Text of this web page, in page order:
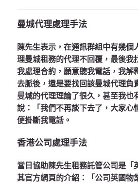
曼城代理處理手法
陳先生表示，在通訊群組中有幾個
理曼城租務的代理不回覆，最後我
我處理合約，願意聽我電話，我解
去脈後，還是要找回該曼城代理負
曼城的代理理論了很久，甚至我也
說：「我們不再談下去了，大家心
便掛斷我電話。
香港公司處理手法
當日協助陳先生租務託管公司是「
其官方網頁的介紹：「公司英國物